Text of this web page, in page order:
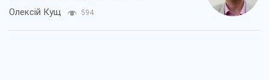
Олексій Кущ 594